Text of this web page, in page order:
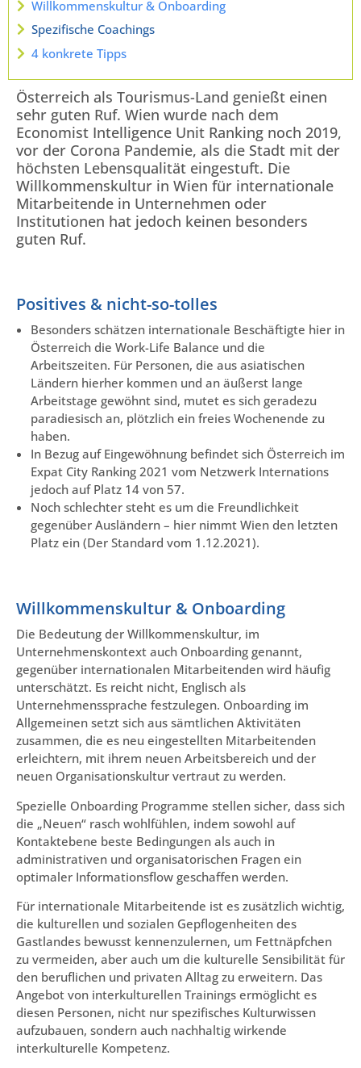
Willkommenskultur & Onboarding
Spezifische Coachings
4 konkrete Tipps
Österreich als Tourismus-Land genießt einen
sehr guten Ruf. Wien wurde nach dem
Economist Intelligence Unit Ranking noch 2019,
vor der Corona Pandemie, als die Stadt mit der
höchsten Lebensqualität eingestuft. Die
Willkommenskultur in Wien für internationale
Mitarbeitende in Unternehmen oder
Institutionen hat jedoch keinen besonders
guten Ruf.
Positives & nicht-so-tolles
Besonders schätzen internationale Beschäftigte hier in
Österreich die Work-Life Balance und die
Arbeitszeiten. Für Personen, die aus asiatischen
Ländern hierher kommen und an äußerst lange
Arbeitstage gewöhnt sind, mutet es sich geradezu
paradiesisch an, plötzlich ein freies Wochenende zu
haben.
In Bezug auf Eingewöhnung befindet sich Österreich im
Expat City Ranking 2021 vom Netzwerk Internations
jedoch auf Platz 14 von 57.
Noch schlechter steht es um die Freundlichkeit
gegenüber Ausländern – hier nimmt Wien den letzten
Platz ein (Der Standard vom 1.12.2021).
Willkommenskultur & Onboarding
Die Bedeutung der Willkommenskultur, im
Unternehmenskontext auch Onboarding genannt,
gegenüber internationalen Mitarbeitenden wird häufig
unterschätzt. Es reicht nicht, Englisch als
Unternehmenssprache festzulegen. Onboarding im
Allgemeinen setzt sich aus sämtlichen Aktivitäten
zusammen, die es neu eingestellten Mitarbeitenden
erleichtern, mit ihrem neuen Arbeitsbereich und der
neuen Organisationskultur vertraut zu werden.
Spezielle Onboarding Programme stellen sicher, dass sich
die „Neuen“ rasch wohlfühlen, indem sowohl auf
Kontaktebene beste Bedingungen als auch in
administrativen und organisatorischen Fragen ein
optimaler Informationsflow geschaffen werden.
Für internationale Mitarbeitende ist es zusätzlich wichtig,
die kulturellen und sozialen Gepflogenheiten des
Gastlandes bewusst kennenzulernen, um Fettnäpfchen
zu vermeiden, aber auch um die kulturelle Sensibilität für
den beruflichen und privaten Alltag zu erweitern. Das
Angebot von interkulturellen Trainings ermöglicht es
diesen Personen, nicht nur spezifisches Kulturwissen
aufzubauen, sondern auch nachhaltig wirkende
interkulturelle Kompetenz.